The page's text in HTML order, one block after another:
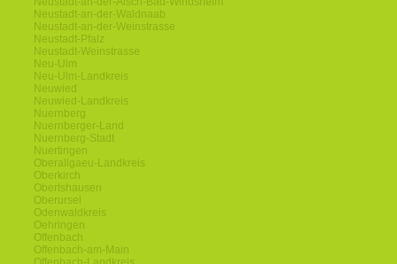
Neustadt-an-der-Waldnaab
Neustadt-an-der-Weinstrasse
Neustadt-Pfalz
Neustadt-Weinstrasse
Neu-Ulm
Neu-Ulm-Landkreis
Neuwied
Neuwied-Landkreis
Nuernberg
Nuernberger-Land
Nuernberg-Stadt
Nuertingen
Oberallgaeu-Landkreis
Oberkirch
Obertshausen
Oberursel
Odenwaldkreis
Oehringen
Offenbach
Offenbach-am-Main